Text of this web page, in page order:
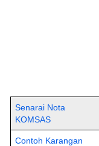
Senarai Nota
KOMSAS
Contoh Karangan